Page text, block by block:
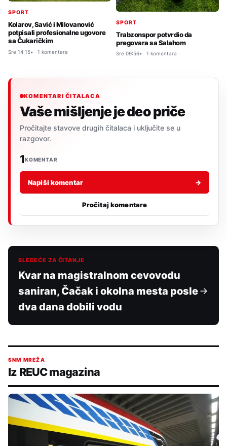
SPORT
Kolarov, Savić i Milovanović
potpisali profesionalne ugovore
sa Čukaričkim
Sre 14:15 1 komentara
SPORT
Trabzonspor potvrdio da
pregovara sa Salahom
Sre 09:56 1 komentara
KOMENTARI ČITALACA
Vaše mišljenje je deo priče
Pročitajte stavove drugih čitalaca i uključite se u
razgovor.
1KOMENTAR
Napiši komentar →
Pročitaj komentare
SLEDEĆE ZA ČITANJE
Kvar na magistralnom cevovodu
saniran, Čačak i okolna mesta posle
dva dana dobili vodu
SNM MREŽA
Iz REUC magazina